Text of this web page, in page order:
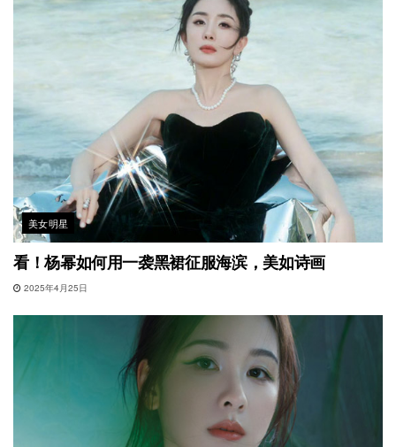
美女明星
看！杨幂如何用一袭黑裙征服海滨，美如诗画
2025年4月25日